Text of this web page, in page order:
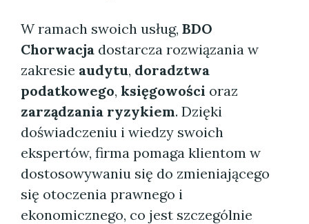
W ramach swoich usług, BDO
Chorwacja dostarcza rozwiązania w
zakresie audytu, doradztwa
podatkowego, księgowości oraz
zarządzania ryzykiem. Dzięki
doświadczeniu i wiedzy swoich
ekspertów, firma pomaga klientom w
dostosowywaniu się do zmieniającego
się otoczenia prawnego i
ekonomicznego, co jest szczególnie